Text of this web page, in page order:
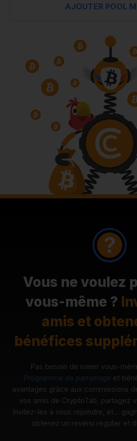
AJOUTER POOL
Vous ne voulez
vous-même ?
amis et
bénéfices
Pas besoin de miner vous-
Programme de parrainage et
avantages grâce aux commissions
vos amis de CryptoTab, partagez
invitez-les à vous rejoindre, et…
obtenez un revenu régulier et